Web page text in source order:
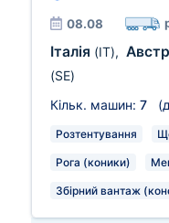
08.08
Італія (IT),
(SE)
Кільк. машин: 7
Розтентування
Рога (коники)
Збірний вантаж